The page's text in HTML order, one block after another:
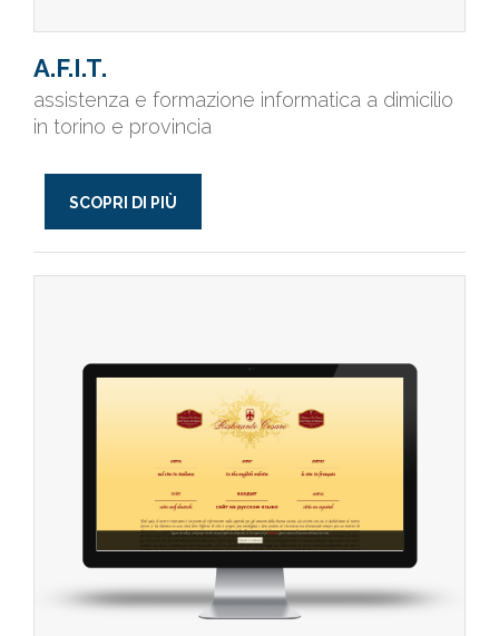
A.F.I.T.
assistenza e formazione informatica a dimicilio
in torino e provincia
SCOPRI DI PIÙ